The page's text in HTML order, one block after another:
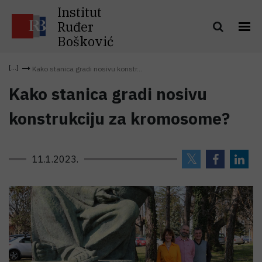
Institut
Ruđer
Bošković
Kako stanica gradi nosivu konstr...
Kako stanica gradi nosivu
konstrukciju za kromosome?
11.1.2023.